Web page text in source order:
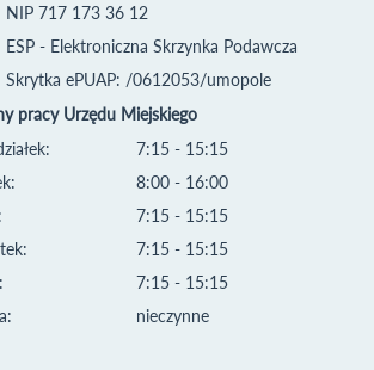
NIP 717 173 36 12
ESP - Elektroniczna Skrzynka Podawcza
Skrytka ePUAP: /0612053/umopole
pracy Urzędu Miejskiego
7:15 - 15:15
8:00 - 16:00
7:15 - 15:15
7:15 - 15:15
7:15 - 15:15
nieczynne